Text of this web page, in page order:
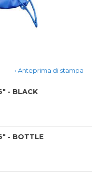
Anteprima di stampa
- BLACK
- BOTTLE